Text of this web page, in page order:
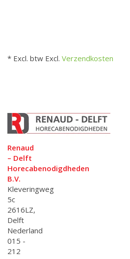
* Excl. btw Excl. Verzendkosten
Renaud
– Delft
Horecabenodigdheden
B.V.
Kleveringweg
5c
2616LZ,
Delft
Nederland
015 -
212